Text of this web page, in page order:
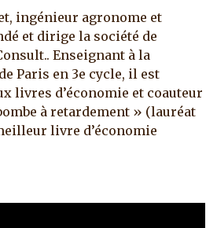
ingénieur agronome et
et dirige la société de
Enseignant à la
Paris en 3e cycle, il est
livres d’économie et coauteur
à retardement » (lauréat
livre d’économie